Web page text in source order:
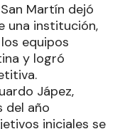
Martín dejó
una institución,
equipos
y logró
Jápez,
del año
iniciales se